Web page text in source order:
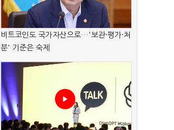
비트코인도 국가자산으로…'보관·평가·처
분' 기준은 숙제